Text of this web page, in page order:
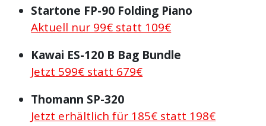
Startone FP-90 Folding Piano
Aktuell nur 99€ statt 109€
Kawai ES-120 B Bag Bundle
Jetzt 599€ statt 679€
Thomann SP-320
Jetzt erhältlich für 185€ statt 198€